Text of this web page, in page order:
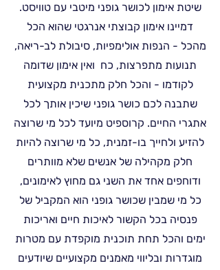
שיטת אימון לכושר גופני מיטבי עם טוויסט.
דמיינו אימון קבוצתי אנרגטי שהוא הכל
מהכל - הנפות אולימפיות, סיבולת לב-ריאה,
תנועות מתפרצות, כח ואין אימון שדומה
לקודמו - והכל חלק מתכנית מקצועית
שתבנה לכם כושר גופני שיכין אותך לכל
אתגרי החיים. קרוספיט מיועד לכל מי שרוצה
להזיע ולחייך בו-זמנית, כל מי שרוצה להיות
חלק מקהילה של אנשים שלא מוותרים
ודוחפים אחד את השני גם מחוץ לאימונים,
כל מי שמבין שכושר גופני הוא המקביל של
פנסיה בכל הקשור לאיכות חיים ואריכות
ימים והכל תחת תוכנית מוקפדת עם מטרות
מוגדרות ובליווי מאמנים מקצועיים שיודעים